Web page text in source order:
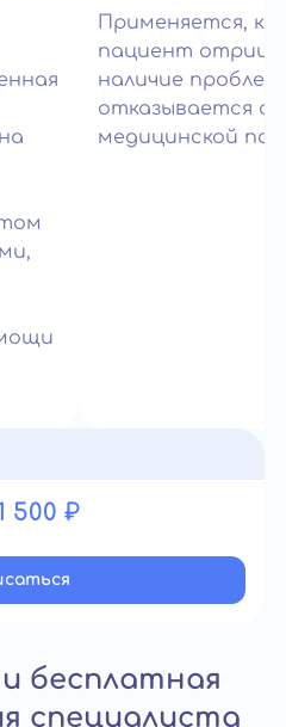
Применяется,
пациент
наличие
отказывается
медицинской
500 ₽
бесплатная
специалиста